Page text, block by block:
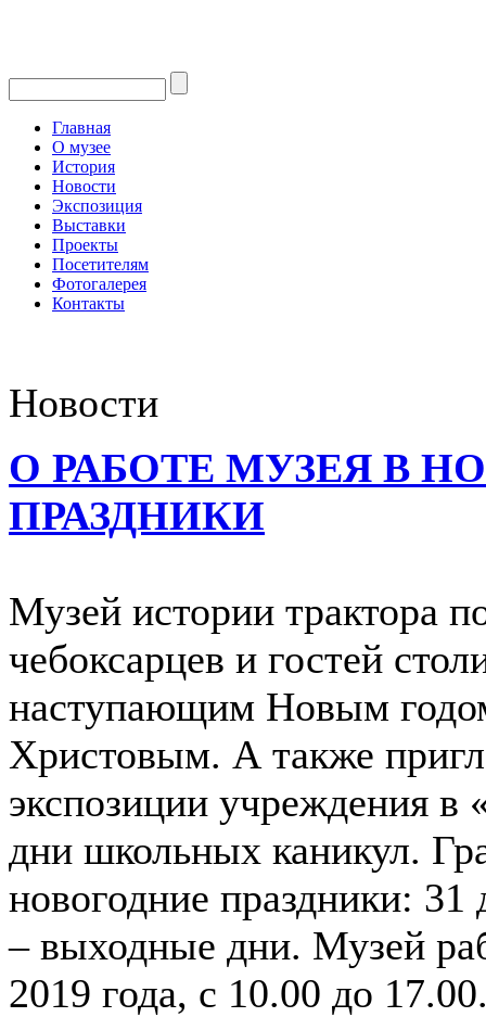
Главная
О музее
История
Новости
Экспозиция
Выставки
Проекты
Посетителям
Фотогалерея
Контакты
Новости
О РАБОТЕ МУЗЕЯ В
ПРАЗДНИКИ
Музей истории трактора
чебоксарцев и гостей
наступающим Новым
Христовым. А также
экспозиции учреждения
дни школьных каникул.
новогодние праздники: 31
– выходные дни. Музей
2019 года, с 10.00 до